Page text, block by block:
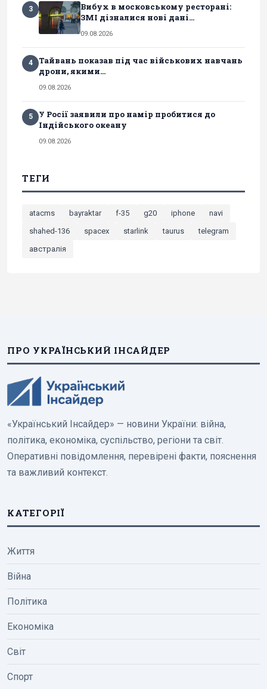
3
Вибух в московському ресторані:
ЗМІ дізналися нові дані...
09.08.2026
4
Тайвань показав під час військових навчань
дрони, якими...
09.08.2026
5
У Росії заявили про намір пробитися до
Індійського океану
09.08.2026
ТЕГИ
atacms bayraktar f-35 g20 iphone
navi
shahed-136
spacex starlink taurus
telegram
австралія
ПРО УКРАЇНСЬКИЙ ІНСАЙДЕР
«Український Інсайдер» — новини України: війна,
політика, економіка, суспільство, регіони та світ.
Оперативні повідомлення, перевірені факти, пояснення
та важливий контекст.
КАТЕГОРІЇ
Життя
Війна
Політика
Економіка
Світ
Спорт